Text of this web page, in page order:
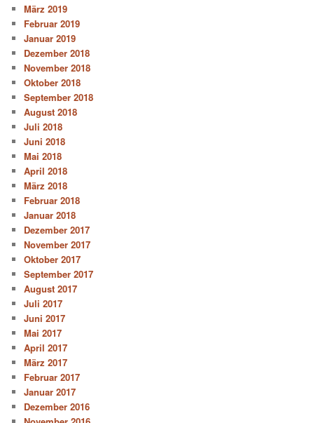
März 2019
Februar 2019
Januar 2019
Dezember 2018
November 2018
Oktober 2018
September 2018
August 2018
Juli 2018
Juni 2018
Mai 2018
April 2018
März 2018
Februar 2018
Januar 2018
Dezember 2017
November 2017
Oktober 2017
September 2017
August 2017
Juli 2017
Juni 2017
Mai 2017
April 2017
März 2017
Februar 2017
Januar 2017
Dezember 2016